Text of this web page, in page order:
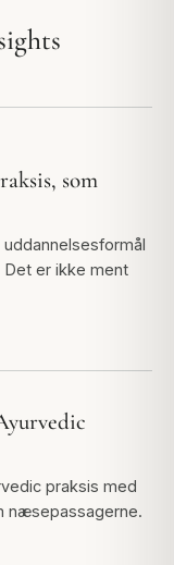
som
Det er ikke ment
praksis med
næsepassagerne.